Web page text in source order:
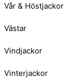
Vår & Höstjackor
Västar
Vindjackor
Vinterjackor